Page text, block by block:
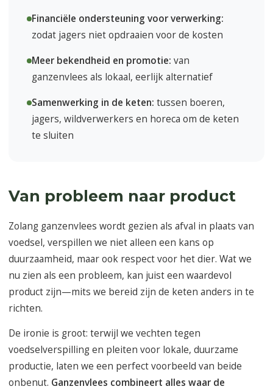
Financiële ondersteuning voor verwerking:
zodat jagers niet opdraaien voor de kosten
Meer bekendheid en promotie: van
ganzenvlees als lokaal, eerlijk alternatief
Samenwerking in de keten: tussen boeren,
jagers, wildverwerkers en horeca om de keten
te sluiten
Van probleem naar product
Zolang ganzenvlees wordt gezien als afval in plaats van
voedsel, verspillen we niet alleen een kans op
duurzaamheid, maar ook respect voor het dier. Wat we
nu zien als een probleem, kan juist een waardevol
product zijn—mits we bereid zijn de keten anders in te
richten.
De ironie is groot: terwijl we vechten tegen
voedselverspilling en pleiten voor lokale, duurzame
productie, laten we een perfect voorbeeld van beide
onbenut. Ganzenvlees combineert alles waar de